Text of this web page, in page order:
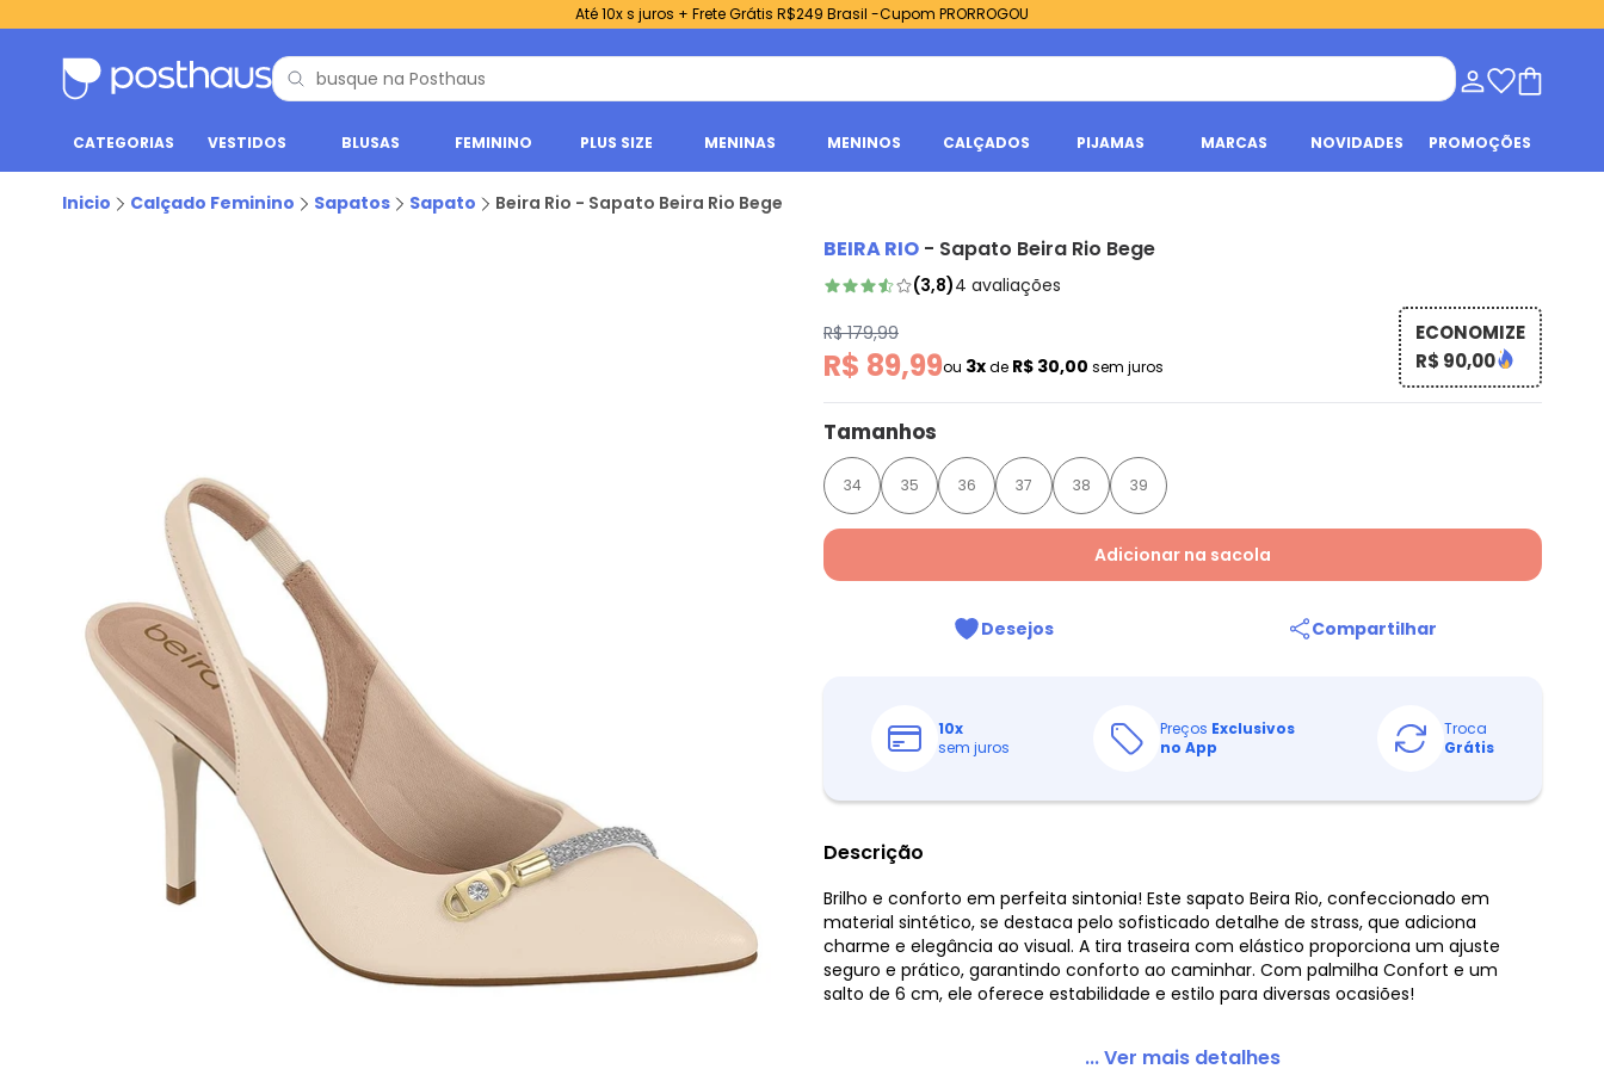
Até 10x s juros + Frete Grátis R$249 Brasil -Cupom PRORROGOU
CATEGORIAS VESTIDOS BLUSAS FEMININO PLUS SIZE MENINAS MENINOS CALÇADOS PIJAMAS MARCAS NOVIDADES PROMOÇÕES
Inicio Calçado Feminino Sapatos Sapato Beira Rio - Sapato Beira Rio Bege
BEIRA RIO - Sapato Beira Rio Bege
(3,8)4 avaliações
R$ 179,99
R$ 89,99ou 3xde R$ 30,00 sem juros
ECONOMIZE
R$ 90,00
Tamanhos
34 35 36 37 38 39
Adicionar na sacola
Desejos Compartilhar
10x
sem juros
Preços Exclusivos
no App
Troca
Grátis
Descrição
Brilho e conforto em perfeita sintonia! Este sapato Beira Rio, confeccionado em
material sintético, se destaca pelo sofisticado detalhe de strass, que adiciona
charme e elegância ao visual. A tira traseira com elástico proporciona um ajuste
seguro e prático, garantindo conforto ao caminhar. Com palmilha Confort e um
salto de 6 cm, ele oferece estabilidade e estilo para diversas ocasiões!
... Ver mais detalhes